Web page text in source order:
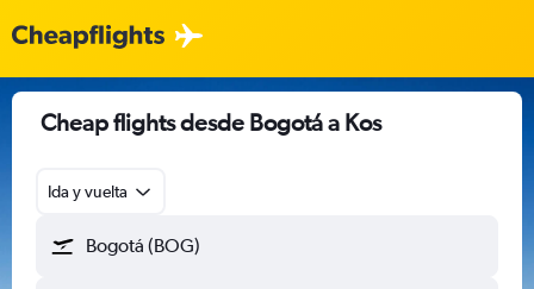
Cheap flights desde Bogotá a Kos
Ida y vuelta
Bogotá (BOG)